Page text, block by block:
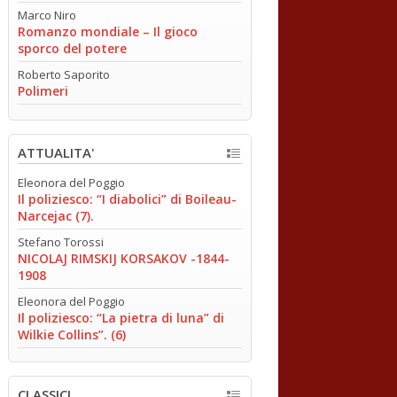
Marco Niro
Romanzo mondiale – Il gioco
sporco del potere
Roberto Saporito
Polimeri
ATTUALITA'
Eleonora del Poggio
Il poliziesco: “I diabolici” di Boileau-
Narcejac (7).
Stefano Torossi
NICOLAJ RIMSKIJ KORSAKOV -1844-
1908
Eleonora del Poggio
Il poliziesco: “La pietra di luna” di
Wilkie Collins”. (6)